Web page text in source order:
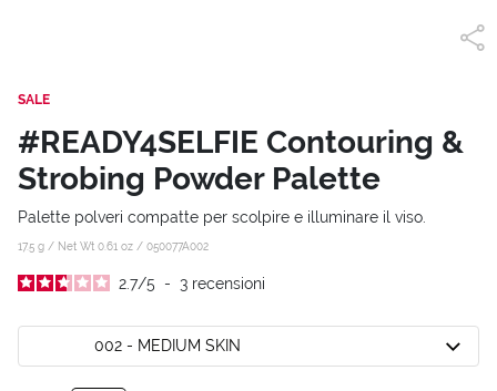
SALE
#READY4SELFIE Contouring &
Strobing Powder Palette
Palette polveri compatte per scolpire e illuminare il viso.
17.5 g / Net Wt 0.61 oz / 050077A002
2.7/5 - 3 recensioni
002 - MEDIUM SKIN